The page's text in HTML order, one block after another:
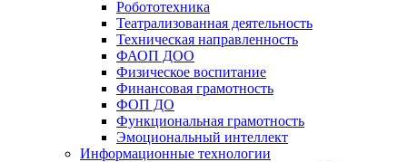
Робототехника
Театрализованная деятельность
Техническая направленность
ФАОП ДОО
Физическое воспитание
Финансовая грамотность
ФОП ДО
Функциональная грамотность
Эмоциональный интеллект
Информационные технологии